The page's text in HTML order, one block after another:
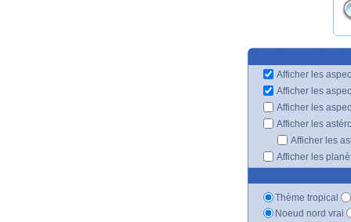
Afficher les
Afficher les
Afficher les
Afficher les
Afficher les
Afficher les
Thème tropical
Noeud nord vrai